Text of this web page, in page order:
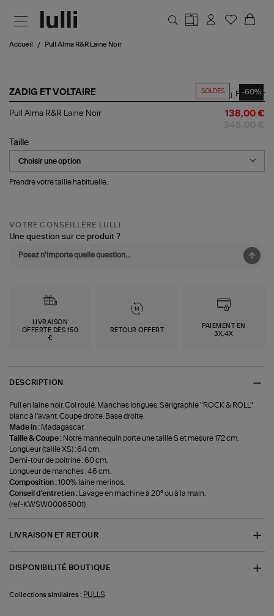
Accueil Pull Alma R&R Laine Noir
SOLDES -60%
ZADIG ET VOLTAIRE
Pull
Laine
Noir
Partager
Pull Alma R&R Laine Noir 138,00 €
Taille
Prendre votre taille habituelle.
VOTRE CONSEILLÈRE LULLI
Une question sur ce produit ?
LIVRAISON
OFFERTE DÈS 150
€
RETOUR OFFERT
PAIEMENT EN
3X,4X
DESCRIPTION
Pull en laine noir. Col roulé. Manches longues. Sérigraphie "ROCK & ROLL"
blanc à l'avant. Coupe droite. Base droite.
Made in : Madagascar.
Taille & Coupe : Notre mannequin porte une taille S et mesure 172 cm.
Longueur (taille XS) : 64 cm.
Demi-tour de poitrine : 60 cm.
Longueur de manches : 46 cm.
Composition :100% laine merinos.
Conseil d'entretien :
Lavage en machine à 20° ou à la main.
(ref-KWSW00065001)
LIVRAISON ET RETOUR
DISPONIBILITÉ BOUTIQUE
Collections similaires : PULLS